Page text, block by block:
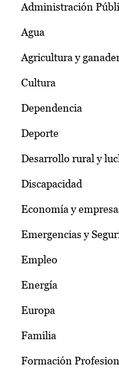
Administración
Agua
Agricultura y
Cultura
Dependencia
Deporte
Desarrollo rural y
Discapacidad
Economía y
Emergencias y
Empleo
Energía
Europa
Familia
Formación